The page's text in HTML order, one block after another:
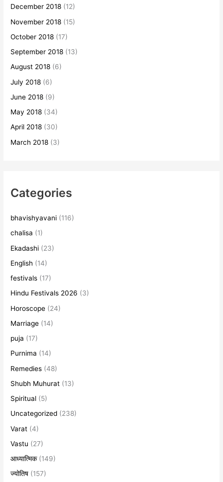
December 2018 (12)
November 2018 (15)
October 2018 (17)
September 2018 (13)
August 2018 (6)
July 2018 (6)
June 2018 (9)
May 2018 (34)
April 2018 (30)
March 2018 (3)
Categories
bhavishyavani (116)
chalisa (1)
Ekadashi (23)
English (14)
festivals (17)
Hindu Festivals 2026 (3)
Horoscope (24)
Marriage (14)
puja (17)
Purnima (14)
Remedies (48)
Shubh Muhurat (13)
Spiritual (5)
Uncategorized (238)
Varat (4)
Vastu (27)
आध्यात्मिक(149)
ज्योतिष (157)